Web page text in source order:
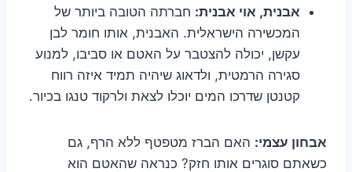
אבנית, אוי אבנית: חברתה הטובה ביותר של
המכשירה הישראלית. האבנית, אותו חומר לבן
עקשן, יכולה להצטבר על האטם או סביבו, למנוע
סגירה הרמטית, ולדאוג שיהיה תמיד איזה רווח
קטנטן שדרכו המים יוכלו לצאת ולרקוד טנגו בכיור.
אבחון עצמי: האם הברז מטפטף ללא הרף, גם
כשאתם סוגרים אותו חזק? כנראה שהאטם הוא